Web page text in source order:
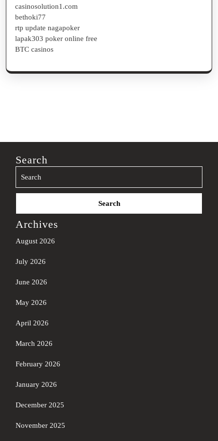
casinosolution1.com
bethoki77
rtp update nagapoker
lapak303 poker online free
BTC casinos
Search
Search
Archives
August 2026
July 2026
June 2026
May 2026
April 2026
March 2026
February 2026
January 2026
December 2025
November 2025